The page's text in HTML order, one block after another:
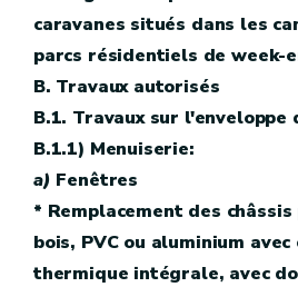
caravanes situés dans les
parcs résidentiels de week-
B. Travaux autorisés
B.1. Travaux sur
B.1.1) Menuiserie:
a) Fenêtres
* Remplacement des
bois, PVC ou aluminium avec
thermique intégrale, avec